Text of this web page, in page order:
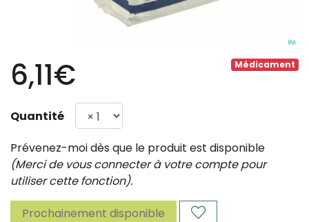
Médicament
6,11€
Quantité
Prévenez-moi dès que le produit est disponible
(Merci de vous connecter à votre compte pour
utiliser cette fonction).
Prochainement disponible